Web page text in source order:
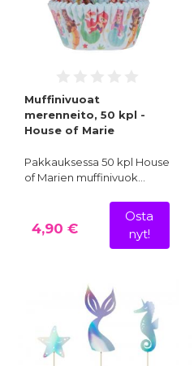
Muffinivuoat
merenneito, 50 kpl -
House of Marie
Pakkauksessa 50 kpl House
of Marien muffinivuok…
4,90 €
Osta
nyt!